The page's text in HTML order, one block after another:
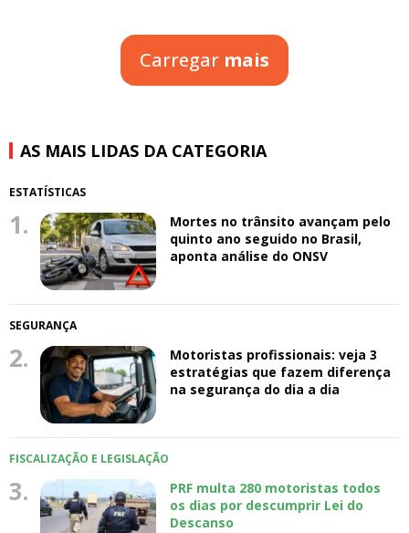
Carregar mais
AS MAIS LIDAS DA CATEGORIA
ESTATÍSTICAS
1.
Mortes no trânsito avançam pelo
quinto ano seguido no Brasil,
aponta análise do ONSV
SEGURANÇA
2.
Motoristas profissionais: veja 3
estratégias que fazem diferença
na segurança do dia a dia
FISCALIZAÇÃO E LEGISLAÇÃO
3.
PRF multa 280 motoristas todos
os dias por descumprir Lei do
Descanso